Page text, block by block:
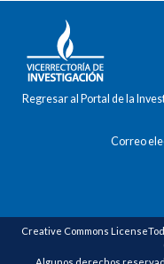
Regresar al Portal de la
Correo
Creative Commons